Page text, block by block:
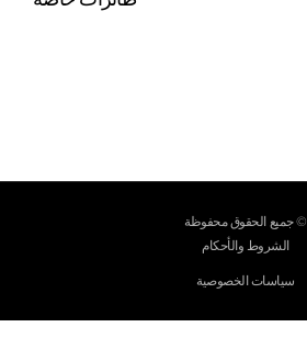
© جميع الحقوق محفوظة
الشروط والأحكام
سياسات الخصوصية